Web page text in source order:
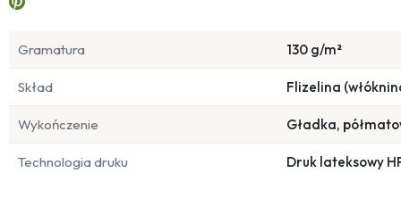
Gramatura 130 g/m²
Skład Flizelina
Wykończenie Gładka,
Technologia druku Druk lateksowy